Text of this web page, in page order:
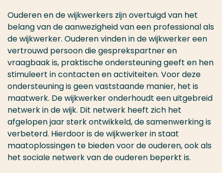
Ouderen en de wijkwerkers zijn overtuigd van het
belang van de aanwezigheid van een professional als
de wijkwerker. Ouderen vinden in de wijkwerker een
vertrouwd persoon die gesprekspartner en
vraagbaak is, praktische ondersteuning geeft en hen
stimuleert in contacten en activiteiten. Voor deze
ondersteuning is geen vaststaande manier, het is
maatwerk. De wijkwerker onderhoudt een uitgebreid
netwerk in de wijk. Dit netwerk heeft zich het
afgelopen jaar sterk ontwikkeld, de samenwerking is
verbeterd. Hierdoor is de wijkwerker in staat
maatoplossingen te bieden voor de ouderen, ook als
het sociale netwerk van de ouderen beperkt is.